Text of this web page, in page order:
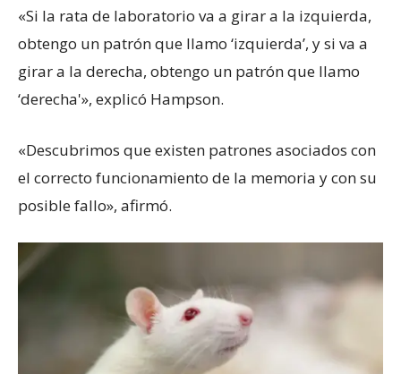
«Si la rata de laboratorio va a girar a la izquierda,
obtengo un patrón que llamo ‘izquierda’, y si va a
girar a la derecha, obtengo un patrón que llamo
‘derecha'», explicó Hampson.
«Descubrimos que existen patrones asociados con
el correcto funcionamiento de la memoria y con su
posible fallo», afirmó.